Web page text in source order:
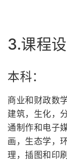
3.课程
本科：
商业和财政数
建筑，生化，
通制作和电子
画，生态学，
理，插图和印